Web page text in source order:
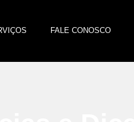
FALE CONOSCO